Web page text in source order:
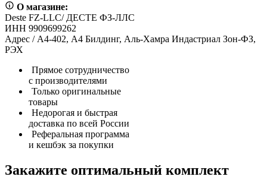
О магазине:
Deste FZ-LLC/ ДЕСТЕ ФЗ-ЛЛС
ИНН 9909699262
Адрес / А4-402, А4 Билдинг, Аль-Хамра Индастриал Зон-ФЗ,
РЭХ
Прямое сотрудничество
с производителями
Только оригинальные
товары
Недорогая и быстрая
доставка по всей России
Реферальная программа
и кешбэк за покупки
Закажите оптимальный комплект